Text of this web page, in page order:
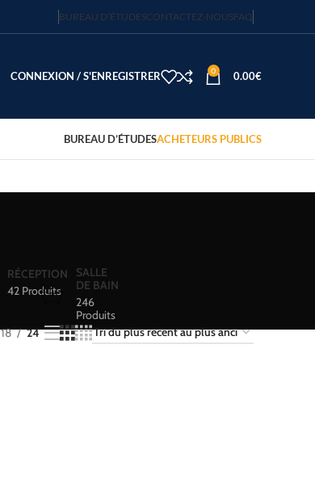
BUREAU D’ÉTUDESCONTACTEZ-NOUSFAQ
CONNEXION / S'ENREGISTRER 0 0.00€
BUREAU D’ÉTUDESACHETEURS PUBLICS
RÉCEPTION
42 Produits
SALLE
DE BAIN
246
Produits
18 24